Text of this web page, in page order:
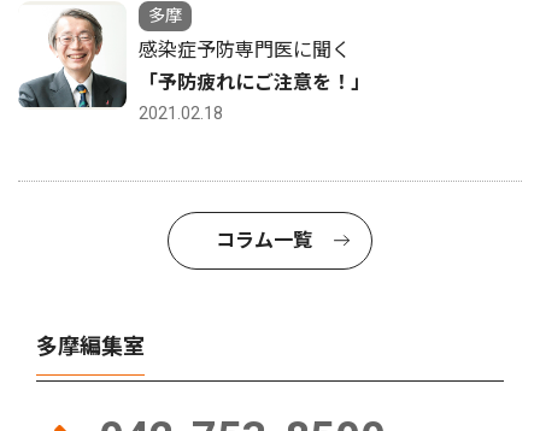
多摩
感染症予防専門医に聞く
「予防疲れにご注意を！」
2021.02.18
コラム一覧
多摩編集室